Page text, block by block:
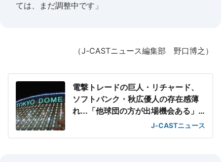
ては、まだ調整中です」
（J-CASTニュース編集部 野口博之）
電撃トレードの巨人・リチャード、
ソフトバンク・秋広優人の存在感薄
れ...「他球団の方が出場機会ある」
J-CASTニュース